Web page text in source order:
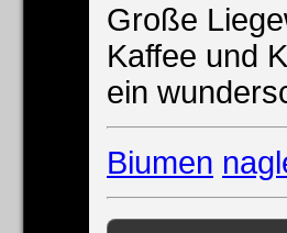
Große
Kaffee und
ein
Biumen